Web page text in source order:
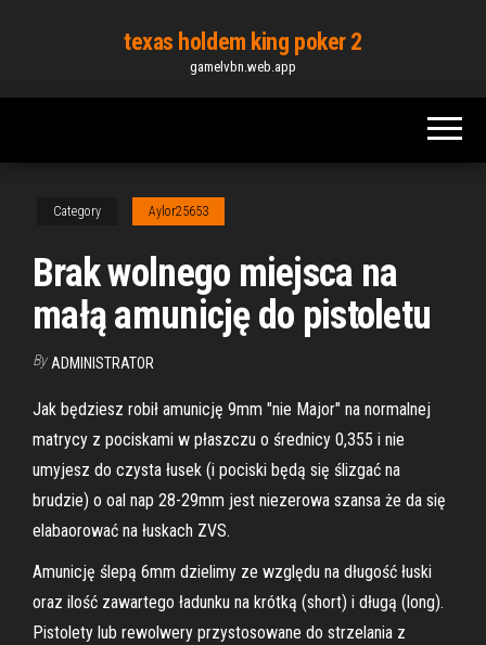
content
texas holdem king poker 2
gamelvbn.web.app
Category Aylor25653
Brak wolnego miejsca na
małą amunicję do pistoletu
By ADMINISTRATOR
Jak będziesz robił amunicję 9mm "nie Major" na normalnej
matrycy z pociskami w płaszczu o średnicy 0,355 i nie
umyjesz do czysta łusek (i pociski będą się ślizgać na
brudzie) o oal nap 28-29mm jest niezerowa szansa że da się
elabaorować na łuskach ZVS.
Amunicję ślepą 6mm dzielimy ze względu na długość łuski
oraz ilość zawartego ładunku na krótką (short) i długą (long).
Pistolety lub rewolwery przystosowane do strzelania z